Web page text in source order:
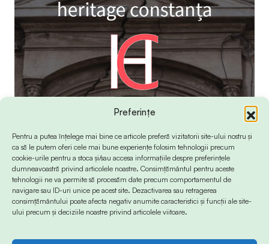
Preferințe
Pentru a putea înțelege mai bine ce articole preferă vizitatorii site-ului nostru și
ca să le putem oferi cele mai bune experiențe folosim tehnologii precum
cookie-urile pentru a stoca și/sau accesa informațiile despre preferințele
dumneavoastră privind articolele noastre. Consimțământul pentru aceste
tehnologii ne va permite să procesăm date precum comportamentul de
navigare sau ID-uri unice pe acest site. Dezactivarea sau retragerea
consimțământului poate afecta negativ anumite caracteristici și funcții ale site-
ului precum și deciziile noastre privind articolele viitoare.